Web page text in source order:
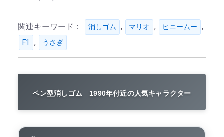
関連キーワード： 消しゴム , マリオ , ピニームー ,
F1 , うさぎ
ペン型消しゴム 1990年付近の人気キャラクター